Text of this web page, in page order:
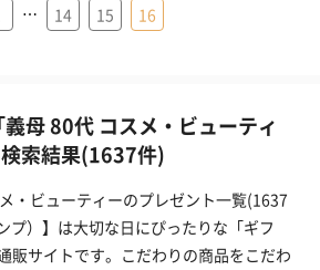
… 14 15 16
義母 80代 コスメ・ビューティ
索結果(1637件)
・ビューティーのプレゼント一覧(1637
プ）】は大切な日にぴったりな「ギフ
販サイトです。こだわりの商品をこだわ